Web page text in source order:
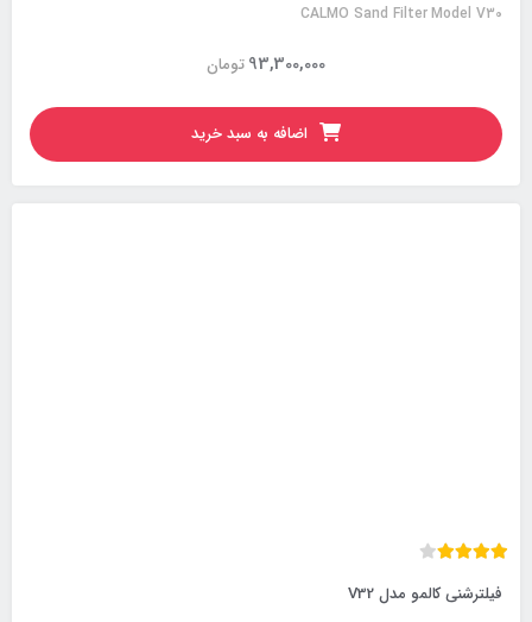
CALMO Sand Filter Model V30
تومان93,300,000
اضافه به سبد خرید
فیلترشنی کالمو مدل V32